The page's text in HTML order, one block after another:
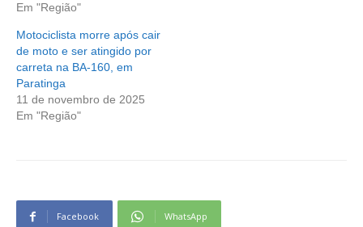
Em "Região"
Motociclista morre após cair
de moto e ser atingido por
carreta na BA-160, em
Paratinga
11 de novembro de 2025
Em "Região"
Facebook WhatsApp